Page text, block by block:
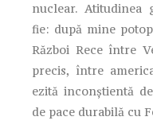
nuclear. Atitudinea
fie: după mine
Război Rece între
precis, între
ezită inconștientă
de pace durabilă cu